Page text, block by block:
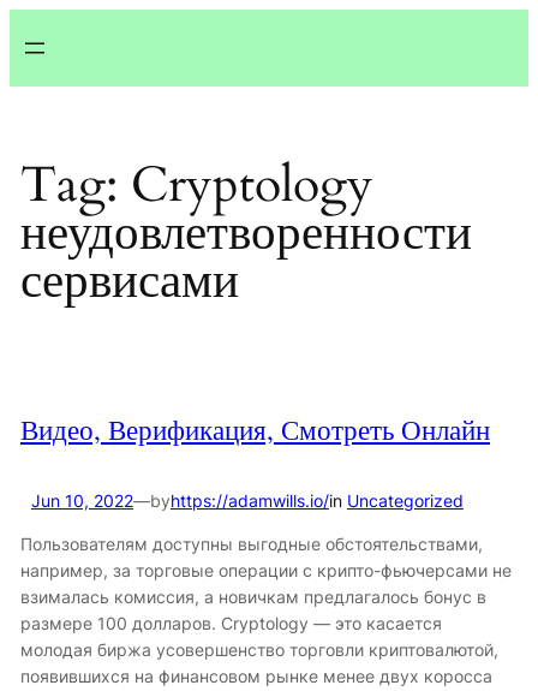
ke
Tag: Cryptology
неудовлетворенности
сервисами
Видео, Верификация, Смотреть Онлайн
Jun 10, 2022—byhttps://adamwills.io/in Uncategorized
Пользователям доступны выгодные обстоятельствами,
например, за торговые операции с крипто-фьючерсами не
взималась комиссия, а новичкам предлагалось бонус в
размере 100 долларов. Cryptology — это касается
молодая биржа усовершенство торговли криптовалютой,
появившихся на финансовом рынке менее двух коросса